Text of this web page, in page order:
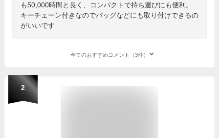
も50,000時間と長く、コンパクトで持ち運びにも便利。
キーチェーン付きなのでバッグなどにも取り付けできるの
がいいです
全てのおすすめコメント（3件）
2